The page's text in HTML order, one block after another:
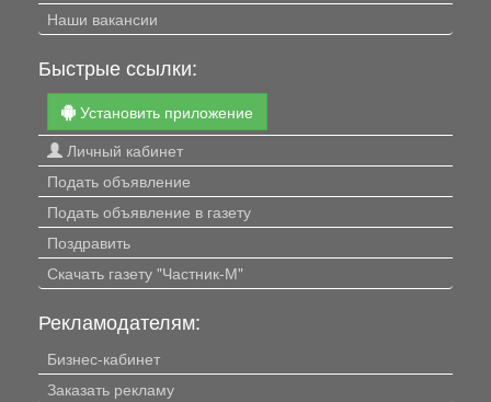
Наши вакансии
Быстрые ссылки:
Установить приложение
Личный кабинет
Подать объявление
Подать объявление в газету
Поздравить
Скачать газету "Частник-М"
Рекламодателям:
Бизнес-кабинет
Заказать рекламу